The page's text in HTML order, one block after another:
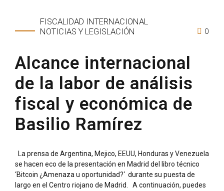
FISCALIDAD INTERNACIONAL
NOTICIAS Y LEGISLACIÓN
0
Alcance internacional
de la labor de análisis
fiscal y económica de
Basilio Ramírez
La prensa de Argentina, Mejico, EEUU, Honduras y Venezuela
se hacen eco de la presentación en Madrid del libro técnico
‘Bitcoin ¿Amenaza u oportunidad?‘ durante su puesta de
largo en el Centro riojano de Madrid. A continuación, puedes